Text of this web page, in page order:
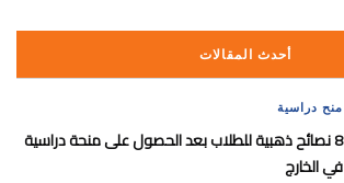
أحدث المقالات
منح دراسية
8 نصائح ذهبية للطلاب بعد الحصول على منحة دراسية
في الخارج